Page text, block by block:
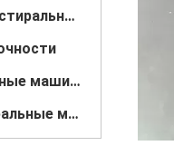
Гальванизированная стиральная машина
Стеклянные стиральные машины
Нестандартные стиральные машины